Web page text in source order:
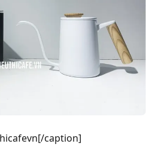
caption]